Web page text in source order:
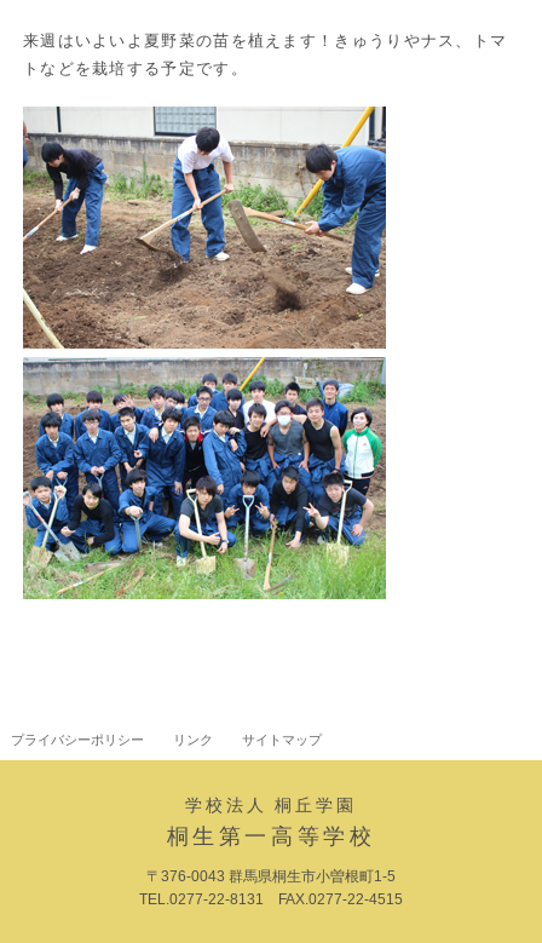
来週はいよいよ夏野菜の苗を植えます！きゅうりやナス、トマ
トなどを栽培する予定です。
プライバシーポリシー リンク サイトマップ
学校法人 桐丘学園
桐生第一高等学校
〒376-0043 群馬県桐生市小曽根町1-5
TEL.0277-22-8131 FAX.0277-22-4515